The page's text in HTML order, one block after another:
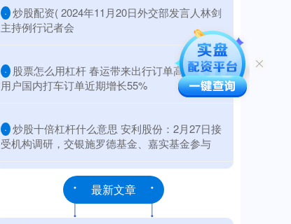
· ​炒股配资( 2024年11月20日外交部发言人林剑
主持例行记者会
· ​股票怎么用杠杆 春运带来出行订单高峰，外国
用户国内打车订单近期增长55%
· ​炒股十倍杠杆什么意思 安利股份：2月27日接
受机构调研，交银施罗德基金、嘉实基金参与
最新文章